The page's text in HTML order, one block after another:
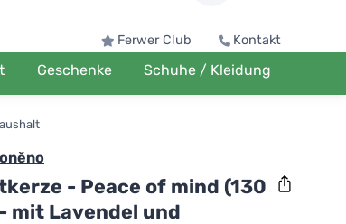
Ferwer Club Kontakt
Geschenke Schuhe / Kleidung
- Peace of mind (130
mit Lavendel und